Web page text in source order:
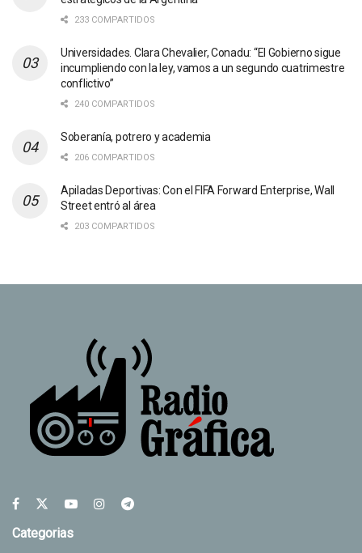
233 COMPARTIDOS
Universidades. Clara Chevalier, Conadu: “El Gobierno sigue
incumpliendo con la ley, vamos a un segundo cuatrimestre
conflictivo”
240 COMPARTIDOS
Soberanía, potrero y academia
206 COMPARTIDOS
Apiladas Deportivas: Con el FIFA Forward Enterprise, Wall
Street entró al área
203 COMPARTIDOS
Categorias